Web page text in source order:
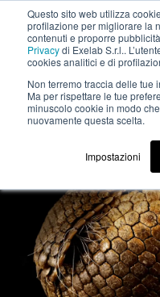
Questo sito web utilizza
profilazione per migliorare la
contenuti e proporre
Privacydi Exelab S.r.l..
cookies analitici e di
Non terremo traccia delle tue
Ma per rispettare le tue
minuscolo cookie in modo
nuovamente questa scelta.
Impostazioni
Security